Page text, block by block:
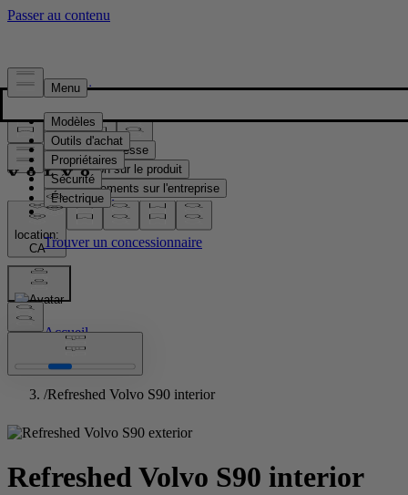
Presse & Médias
Matériel de presse
Information sur le produit
Renseignements sur l'entreprise
Contacts médias
location:
CA
Images
Accueil
Images
/Refreshed Volvo S90 interior
Refreshed Volvo S90 interior